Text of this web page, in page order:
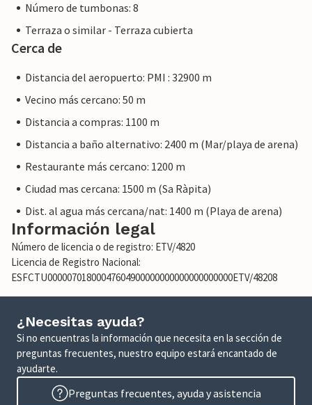
Número de tumbonas: 8
Terraza o similar - Terraza cubierta
Cerca de
Distancia del aeropuerto: PMI : 32900 m
Vecino más cercano: 50 m
Distancia a compras: 1100 m
Distancia a baño alternativo: 2400 m (Mar/playa de arena)
Restaurante más cercano: 1200 m
Ciudad mas cercana: 1500 m (Sa Ràpita)
Dist. al agua más cercana/nat: 1400 m (Playa de arena)
Información legal
Número de licencia o de registro: ETV/4820
Licencia de Registro Nacional:
ESFCTU00000701800047604900000000000000000000ETV/48208
¿Necesitas ayuda?
Si no encuentras la información que necesita en la sección de
preguntas frecuentes, nuestro equipo estará encantado de
ayudarte.
Preguntas frecuentes, ayuda y asistencia